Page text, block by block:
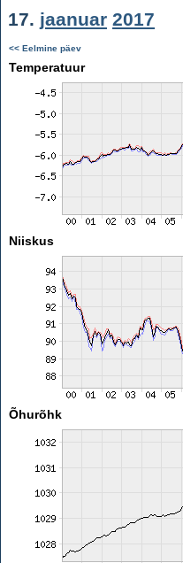
17. jaanuar 2017
<< Eelmine päev
Temperatuur
Niiskus
Õhurõhk